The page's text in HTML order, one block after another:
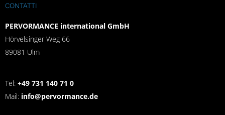
CONTATTI
PERVORMANCE international GmbH
Hörvelsinger Weg 66
89081 Ulm
Tel: +49 731 140 71 0
Mail: info@pervormance.de